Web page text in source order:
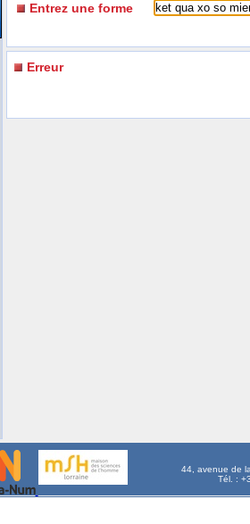
Entrez une forme
Erreur
44, avenue de
Tél. :